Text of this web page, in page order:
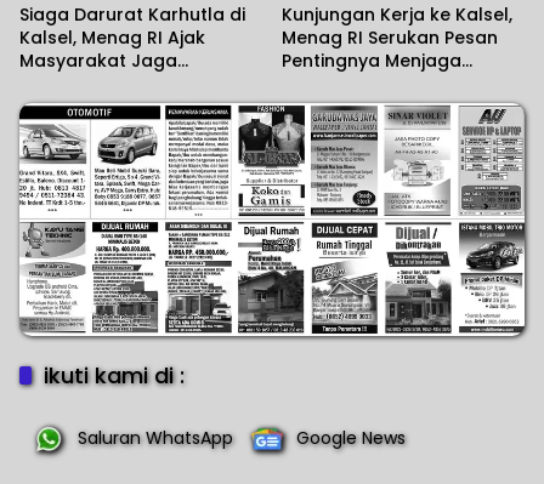
Siaga Darurat Karhutla di
Kalsel, Menag RI Ajak
Masyarakat Jaga
Kunjungan Kerja ke Kalsel,
Menag RI Serukan Pesan
Pentingnya Menjaga
Beragama
ikuti kami di :
Saluran WhatsApp Google News